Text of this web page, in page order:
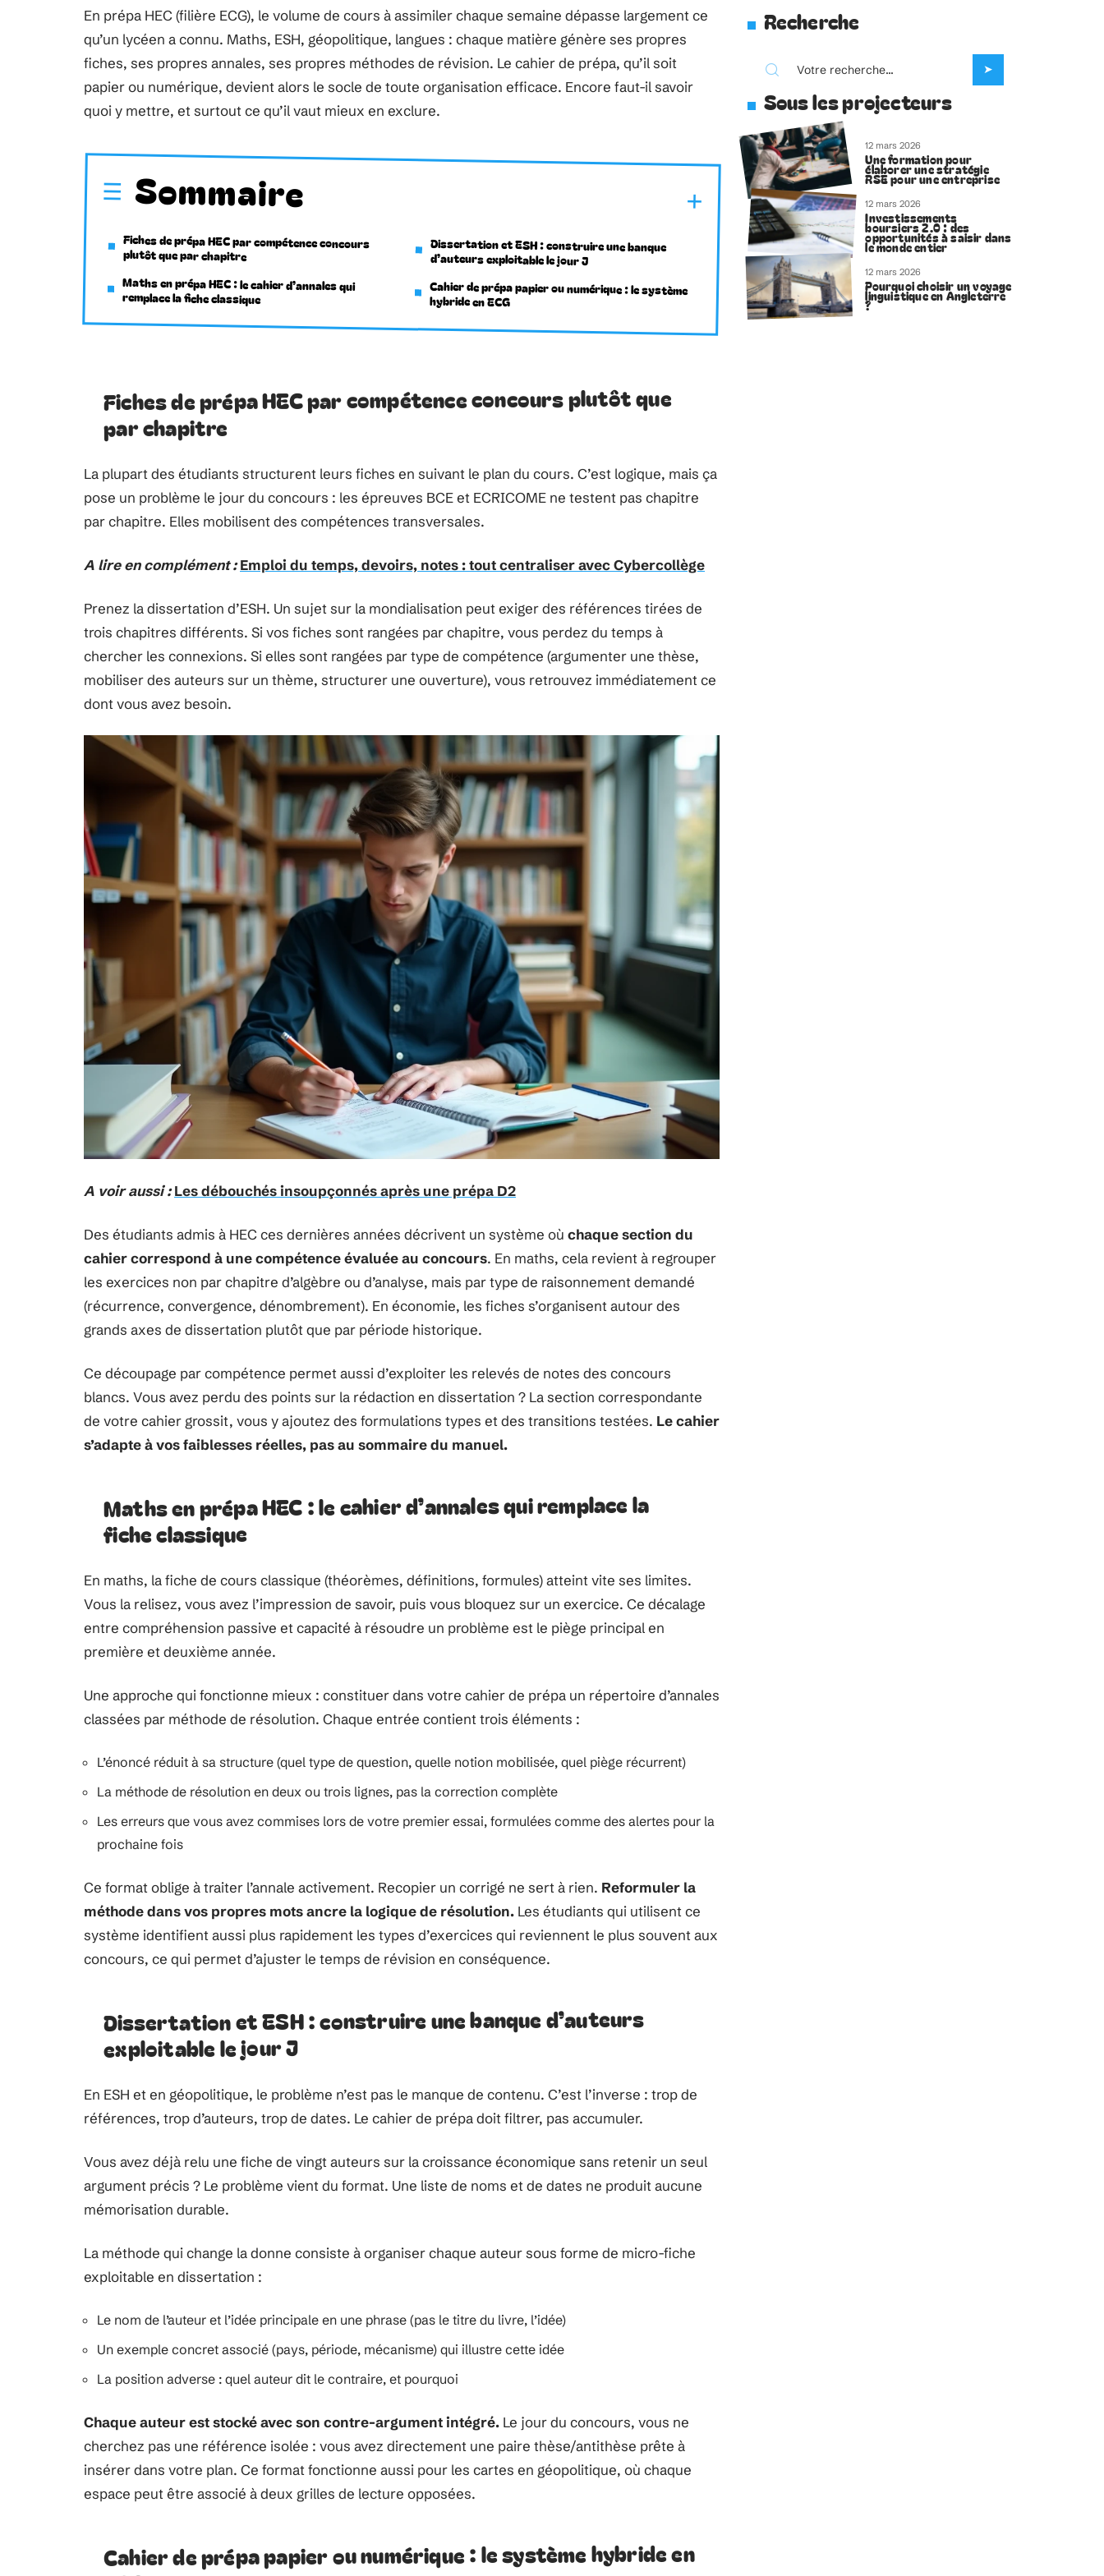
En prépa HEC (filière ECG), le volume de cours à assimiler chaque semaine dépasse largement ce
qu’un lycéen a connu. Maths, ESH, géopolitique, langues : chaque matière génère ses propres
fiches, ses propres annales, ses propres méthodes de révision. Le cahier de prépa, qu’il soit
papier ou numérique, devient alors le socle de toute organisation efficace. Encore faut-il savoir
quoi y mettre, et surtout ce qu’il vaut mieux en exclure.
Sommaire
Fiches de prépa HEC par compétence concours
plutôt que par chapitre
Maths en prépa HEC : le cahier d’annales qui
remplace la fiche classique
Dissertation et ESH : construire une banque
d’auteurs exploitable le jour J
Cahier de prépa papier ou numérique : le système
hybride en ECG
Fiches de prépa HEC par compétence concours plutôt que
par chapitre
La plupart des étudiants structurent leurs fiches en suivant le plan du cours. C’est logique, mais ça
pose un problème le jour du concours : les épreuves BCE et ECRICOME ne testent pas chapitre
par chapitre. Elles mobilisent des compétences transversales.
A lire en complément : Emploi du temps, devoirs, notes : tout centraliser avec Cybercollège
Prenez la dissertation d’ESH. Un sujet sur la mondialisation peut exiger des références tirées de
trois chapitres différents. Si vos fiches sont rangées par chapitre, vous perdez du temps à
chercher les connexions. Si elles sont rangées par type de compétence (argumenter une thèse,
mobiliser des auteurs sur un thème, structurer une ouverture), vous retrouvez immédiatement ce
dont vous avez besoin.
A voir aussi : Les débouchés insoupçonnés après une prépa D2
Des étudiants admis à HEC ces dernières années décrivent un système où chaque section du
cahier correspond à une compétence évaluée au concours. En maths, cela revient à regrouper
les exercices non par chapitre d’algèbre ou d’analyse, mais par type de raisonnement demandé
(récurrence, convergence, dénombrement). En économie, les fiches s’organisent autour des
grands axes de dissertation plutôt que par période historique.
Ce découpage par compétence permet aussi d’exploiter les relevés de notes des concours
blancs. Vous avez perdu des points sur la rédaction en dissertation ? La section correspondante
de votre cahier grossit, vous y ajoutez des formulations types et des transitions testées. Le cahier
s’adapte à vos faiblesses réelles, pas au sommaire du manuel.
Maths en prépa HEC : le cahier d’annales qui remplace la
fiche classique
En maths, la fiche de cours classique (théorèmes, définitions, formules) atteint vite ses limites.
Vous la relisez, vous avez l’impression de savoir, puis vous bloquez sur un exercice. Ce décalage
entre compréhension passive et capacité à résoudre un problème est le piège principal en
première et deuxième année.
Une approche qui fonctionne mieux : constituer dans votre cahier de prépa un répertoire d’annales
classées par méthode de résolution. Chaque entrée contient trois éléments :
L’énoncé réduit à sa structure (quel type de question, quelle notion mobilisée, quel piège récurrent)
La méthode de résolution en deux ou trois lignes, pas la correction complète
Les erreurs que vous avez commises lors de votre premier essai, formulées comme des alertes pour la
prochaine fois
Ce format oblige à traiter l’annale activement. Recopier un corrigé ne sert à rien. Reformuler la
méthode dans vos propres mots ancre la logique de résolution. Les étudiants qui utilisent ce
système identifient aussi plus rapidement les types d’exercices qui reviennent le plus souvent aux
concours, ce qui permet d’ajuster le temps de révision en conséquence.
Dissertation et ESH : construire une banque d’auteurs
exploitable le jour J
En ESH et en géopolitique, le problème n’est pas le manque de contenu. C’est l’inverse : trop de
références, trop d’auteurs, trop de dates. Le cahier de prépa doit filtrer, pas accumuler.
Vous avez déjà relu une fiche de vingt auteurs sur la croissance économique sans retenir un seul
argument précis ? Le problème vient du format. Une liste de noms et de dates ne produit aucune
mémorisation durable.
La méthode qui change la donne consiste à organiser chaque auteur sous forme de micro-fiche
exploitable en dissertation :
Le nom de l’auteur et l’idée principale en une phrase (pas le titre du livre, l’idée)
Un exemple concret associé (pays, période, mécanisme) qui illustre cette idée
La position adverse : quel auteur dit le contraire, et pourquoi
Chaque auteur est stocké avec son contre-argument intégré. Le jour du concours, vous ne
cherchez pas une référence isolée : vous avez directement une paire thèse/antithèse prête à
insérer dans votre plan. Ce format fonctionne aussi pour les cartes en géopolitique, où chaque
espace peut être associé à deux grilles de lecture opposées.
Cahier de prépa papier ou numérique : le système hybride en
Recherche
Sous les projecteurs
12 mars 2026
Une formation pour
élaborer une stratégie
RSE pour une entreprise
12 mars 2026
Investissements
boursiers 2.0 : des
opportunités à saisir dans
le monde entier
12 mars 2026
Pourquoi choisir un voyage
linguistique en Angleterre
?